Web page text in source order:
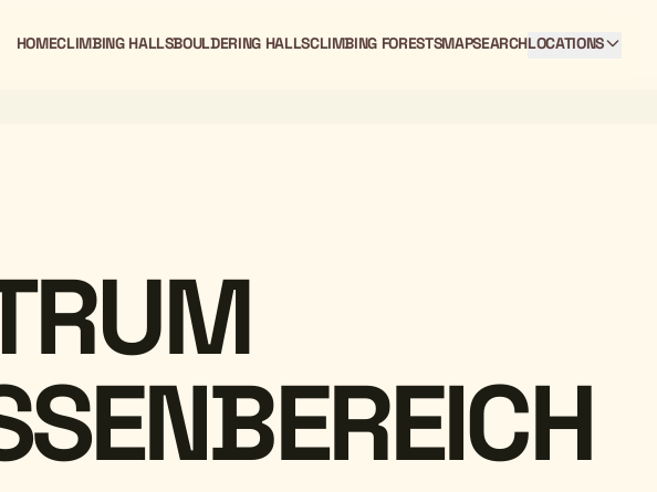
HOMECLIMBING HALLSBOULDERING HALLSCLIMBING FORESTSMAPSEARCHLOCATIONS